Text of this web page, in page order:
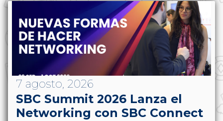
7 agosto, 2026
SBC Summit 2026 Lanza el
Networking con SBC Connect